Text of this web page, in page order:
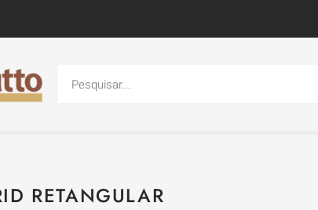
RETANGULAR